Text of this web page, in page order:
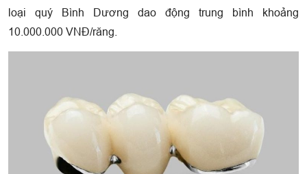
loại quý Bình Dương dao động trung bình khoảng
10.000.000 VNĐ/răng.